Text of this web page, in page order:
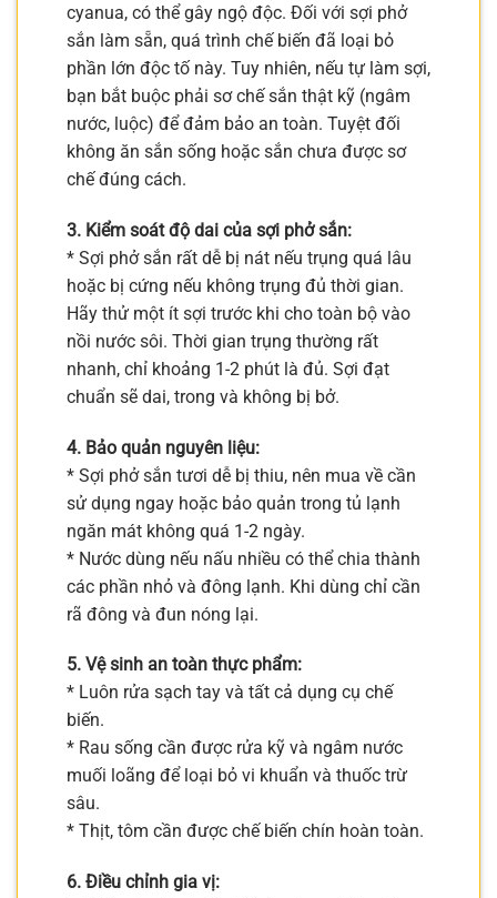
cyanua, có thể gây ngộ độc. Đối với sợi phở
sắn làm sẵn, quá trình chế biến đã loại bỏ
phần lớn độc tố này. Tuy nhiên, nếu tự làm sợi,
bạn bắt buộc phải sơ chế sắn thật kỹ (ngâm
nước, luộc) để đảm bảo an toàn. Tuyệt đối
không ăn sắn sống hoặc sắn chưa được sơ
chế đúng cách.
3. Kiểm soát độ dai của sợi phở sắn:
* Sợi phở sắn rất dễ bị nát nếu trụng quá lâu
hoặc bị cứng nếu không trụng đủ thời gian.
Hãy thử một ít sợi trước khi cho toàn bộ vào
nồi nước sôi. Thời gian trụng thường rất
nhanh, chỉ khoảng 1-2 phút là đủ. Sợi đạt
chuẩn sẽ dai, trong và không bị bở.
4. Bảo quản nguyên liệu:
* Sợi phở sắn tươi dễ bị thiu, nên mua về cần
sử dụng ngay hoặc bảo quản trong tủ lạnh
ngăn mát không quá 1-2 ngày.
* Nước dùng nếu nấu nhiều có thể chia thành
các phần nhỏ và đông lạnh. Khi dùng chỉ cần
rã đông và đun nóng lại.
5. Vệ sinh an toàn thực phẩm:
* Luôn rửa sạch tay và tất cả dụng cụ chế
biến.
* Rau sống cần được rửa kỹ và ngâm nước
muối loãng để loại bỏ vi khuẩn và thuốc trừ
sâu.
* Thịt, tôm cần được chế biến chín hoàn toàn.
6. Điều chỉnh gia vị: